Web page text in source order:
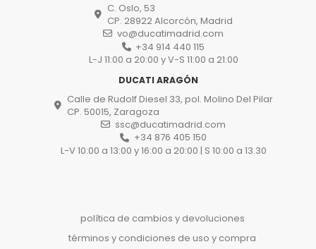
C. Oslo, 53
CP. 28922 Alcorcón, Madrid
vo@ducatimadrid.com
+34 914 440 115
L-J 11:00 a 20:00 y V-S 11:00 a 21:00
DUCATI ARAGÓN
Calle de Rudolf Diesel 33, pol. Molino Del Pilar
CP. 50015, Zaragoza
ssc@ducatimadrid.com
+34 876 405 150
L-V 10:00 a 13:00 y 16:00 a 20:00 | S 10:00 a 13.30
política de cambios y devoluciones
términos y condiciones de uso y compra